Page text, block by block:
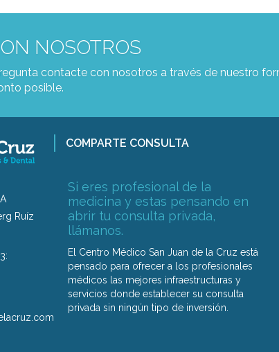
NOSOTROS
contacte con nosotros a través de nuestro
posible.
Ruíz
COMPARTE CONSULTA
Si eres profesional de la
medicina y estas pensando en
abrir tu consulta privada,
llámanos.
El Centro Médico San Juan de la Cruz está
pensado para ofrecer a los profesionales
médicos las mejores infraestructuras y
servicios donde establecer su consulta
privada sin ningún tipo de inversión.